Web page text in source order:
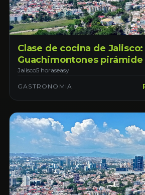
Clase de cocina de Jalisco:
Guachimontones pirámide
locales
Jalisco5 horaseasy
GASTRONOMIA